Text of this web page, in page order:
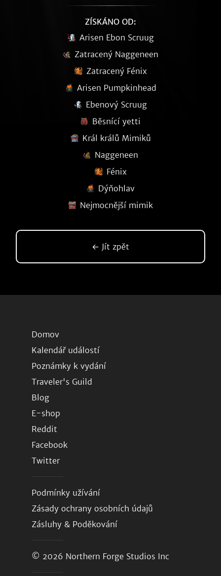
ZÍSKÁNO OD:
Arisen Ebon Scruug
Zatracený Naggeneen
Zatracený Fénix
Arisen Pumpkinhead
Ebenový Scruug
Běsnící yetti
Král králů Mimiků
Naggeneen
Fénix
Dýňohlav
Nejmocnější mimik
← Jít zpět
Domov
Kalendář událostí
Poznámky k vydání
Traveler's Guild
Blog
E-shop
Reddit
Facebook
Twitter
Podmínky užívání
Zásady ochrany osobních údajů
Zásluhy & Poděkování
© 2026 Northern Forge Studios Inc